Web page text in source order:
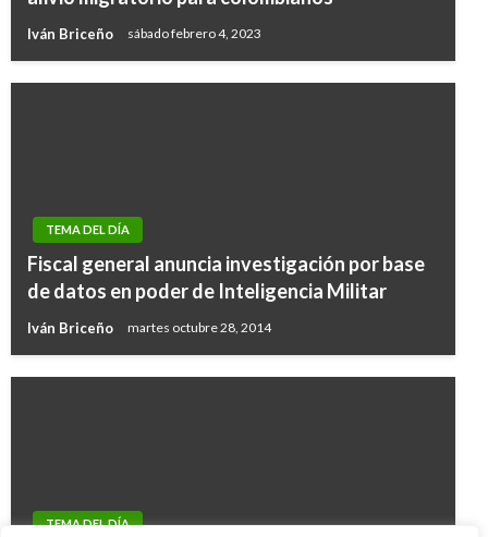
Iván Briceño sábado febrero 4, 2023
TEMA DEL DÍA
Fiscal general anuncia investigación por base
de datos en poder de Inteligencia Militar
Iván Briceño martes octubre 28, 2014
TEMA DEL DÍA